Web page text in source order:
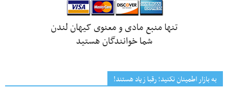
تنها منبع مادی و معنوی کیهان لندن
شما خوانندگان هستید
به بازار اطمینان نکنید؛ رقبا زیاد هستند!